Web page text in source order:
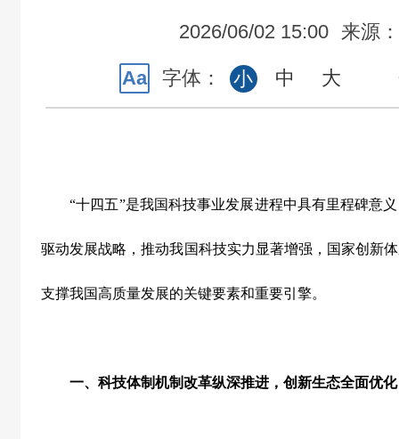
2026/06/02 15:00 来源
Aa 字体： 小 中 大
“十四五”是我国科技事业发展进程中具有里程碑意
驱动发展战略，推动我国科技实力显著增强，国家创新
支撑我国高质量发展的关键要素和重要引擎。
一、科技体制机制改革纵深推进，创新生态全面优化